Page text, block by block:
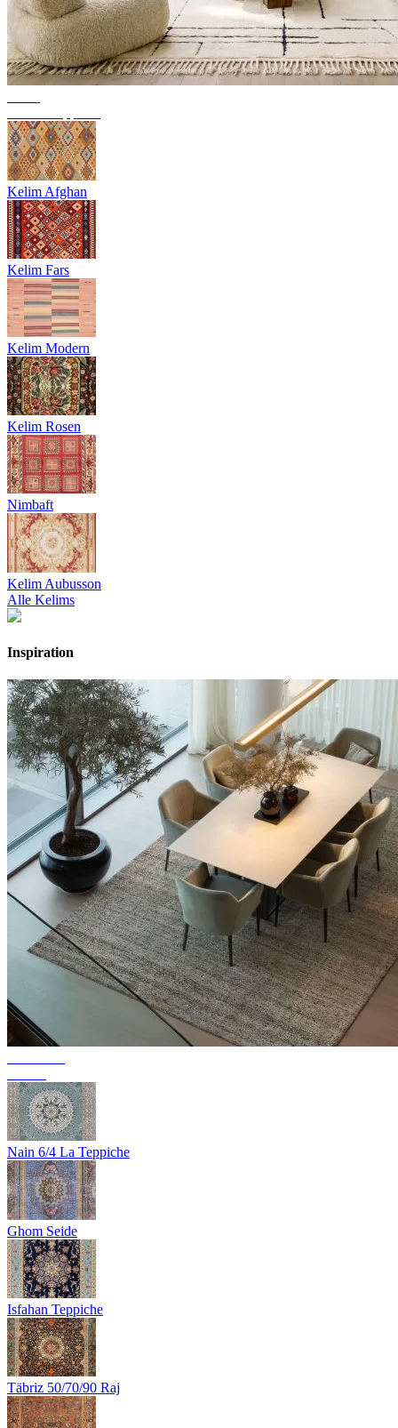
Kelim Afghan
Kelim Fars
Kelim Modern
Kelim Rosen
Nimbaft
Kelim Aubusson
Alle Kelims
Inspiration
Nain 6/4 La Teppiche
Ghom Seide
Isfahan Teppiche
Täbriz 50/70/90 Raj